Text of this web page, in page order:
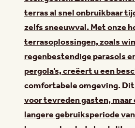
terras al snel onbruikbaar
zelfs sneeuwval. Met onze
terrasoplossingen, zoals
regenbestendige parasols
pergola’s, creëert u een
comfortabele omgeving.
voor tevreden gasten, maar
langere gebruiksperiode